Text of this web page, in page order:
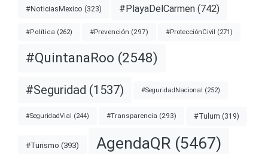
#NoticiasMexico (323) #PlayaDelCarmen (742)
#Política (262) #Prevención (297) #ProtecciónCivil (271)
#QuintanaRoo (2548)
#Seguridad (1537) #SeguridadNacional (252)
#SeguridadVial (244) #Transparencia (293) #Tulum (319)
#Turismo (393) AgendaQR (5467)